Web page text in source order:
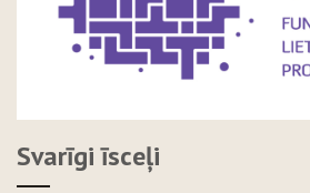
Svarīgi īsceļi